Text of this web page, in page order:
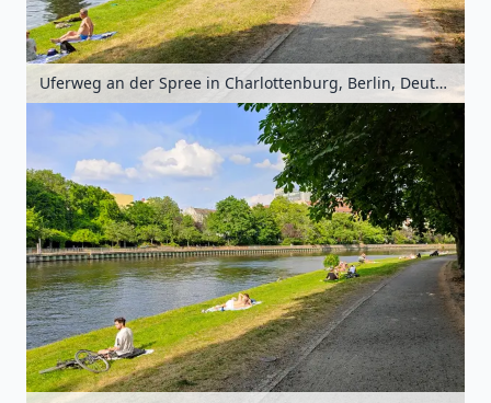
Uferweg an der Spree in Charlottenburg, Berlin, Deutschland